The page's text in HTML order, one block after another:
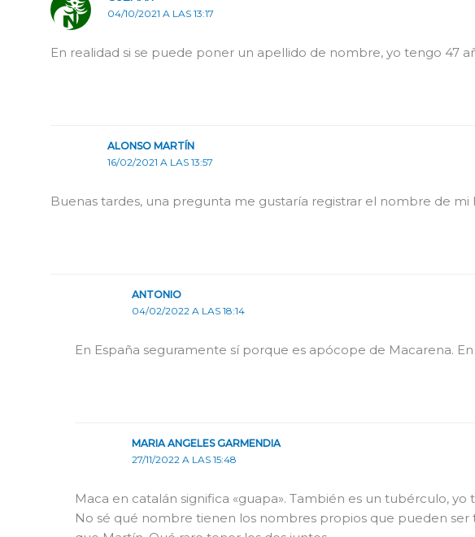
04/10/2021 A LAS 13:17
En realidad si se puede poner un apellido de nombre, yo tengo 47
ALONSO MARTÍN
16/02/2021 A LAS 13:57
Buenas tardes, una pregunta me gustaría registrar el nombre de mi
ANTONIO
04/02/2022 A LAS 18:14
En España seguramente sí porque es apócope de Macarena.
MARIA ANGELES GARMENDIA
27/11/2022 A LAS 15:48
Maca en catalán significa «guapa». También es un tubérculo,
No sé qué nombre tienen los nombres propios que pueden